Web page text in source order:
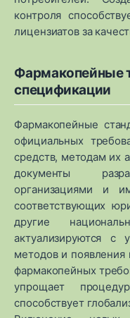
контроля
лицензиатов за
Фармакопейные
спецификации
Фармакопейные
официальных
средств, методам их
документы
организациями и
соответствующих
другие
актуализируются с
методов и появления
фармакопейных
упрощает
способствует